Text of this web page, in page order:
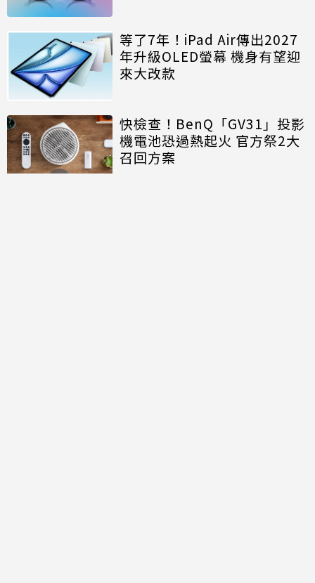
等了7年！iPad Air傳出2027
年升級OLED螢幕 機身有望迎
來大改款
快檢查！BenQ「GV31」投影
機電池恐過熱起火 官方祭2大
召回方案